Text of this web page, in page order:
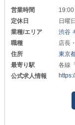
営業時間
定休日
日曜日
業種/エリア
渋谷
職種
店長
住所
東京
最寄り駅
各線
公式求人情報